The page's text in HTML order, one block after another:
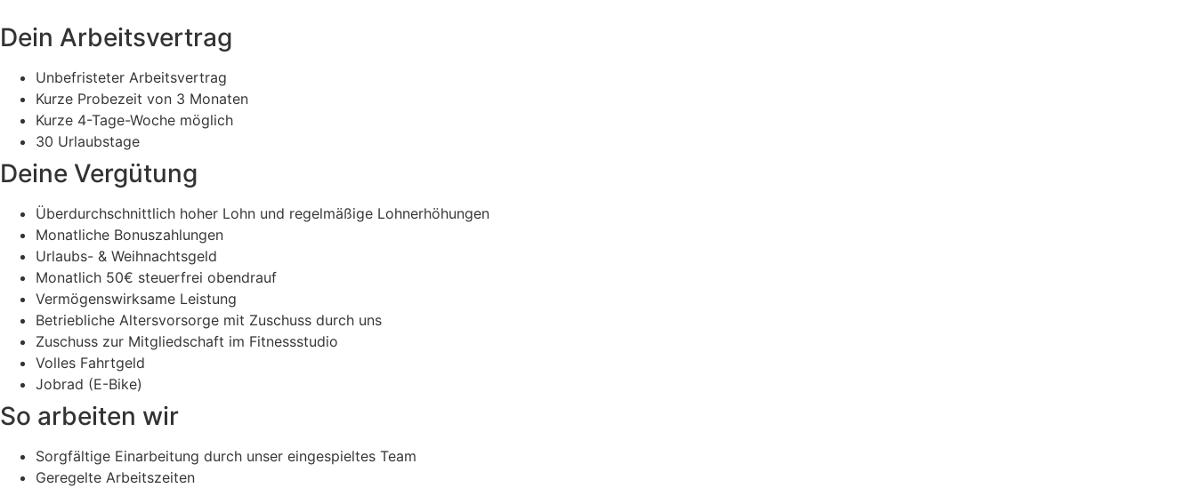
Dein Arbeitsvertrag
Unbefristeter Arbeitsvertrag
Kurze Probezeit von 3 Monaten
Kurze 4-Tage-Woche möglich
30 Urlaubstage
Deine Vergütung
Überdurchschnittlich hoher Lohn und regelmäßige Lohnerhöhungen
Monatliche Bonuszahlungen
Urlaubs- & Weihnachtsgeld
Monatlich 50€ steuerfrei obendrauf
Vermögenswirksame Leistung
Betriebliche Altersvorsorge mit Zuschuss durch uns
Zuschuss zur Mitgliedschaft im Fitnessstudio
Volles Fahrtgeld
Jobrad (E-Bike)
So arbeiten wir
Sorgfältige Einarbeitung durch unser eingespieltes Team
Geregelte Arbeitszeiten